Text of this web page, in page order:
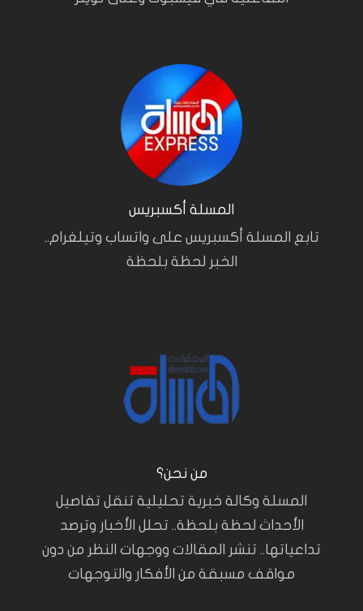
المسلة أكسبريس
تابع المسلة أكسبريس على واتساب وتيلغرام..
الخبر لحظة بلحظة
من نحن؟
المسلة وكالة خبرية تحليلية تنقل تفاصيل
الأحداث لحظة بلحظة.. تحلل الأخبار وترصد
تداعياتها.. تنشر المقالات ووجهات النظر من دون
مواقف مسبقة من الأفكار والتوجهات